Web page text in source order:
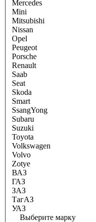
Mercedes
Mini
Mitsubishi
Nissan
Opel
Peugeot
Porsche
Renault
Saab
Seat
Skoda
Smart
SsangYong
Subaru
Suzuki
Toyota
Volkswagen
Volvo
Zotye
ВАЗ
ГАЗ
ЗАЗ
ТагАЗ
УАЗ
Выберите марку